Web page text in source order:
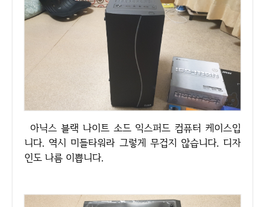
아닉스 블랙 나이트 소드 익스퍼드 컴퓨터 케이스입
니다. 역시 미들타워라 그렇게 무겁지 않습니다. 디자
인도 나름 이쁩니다.